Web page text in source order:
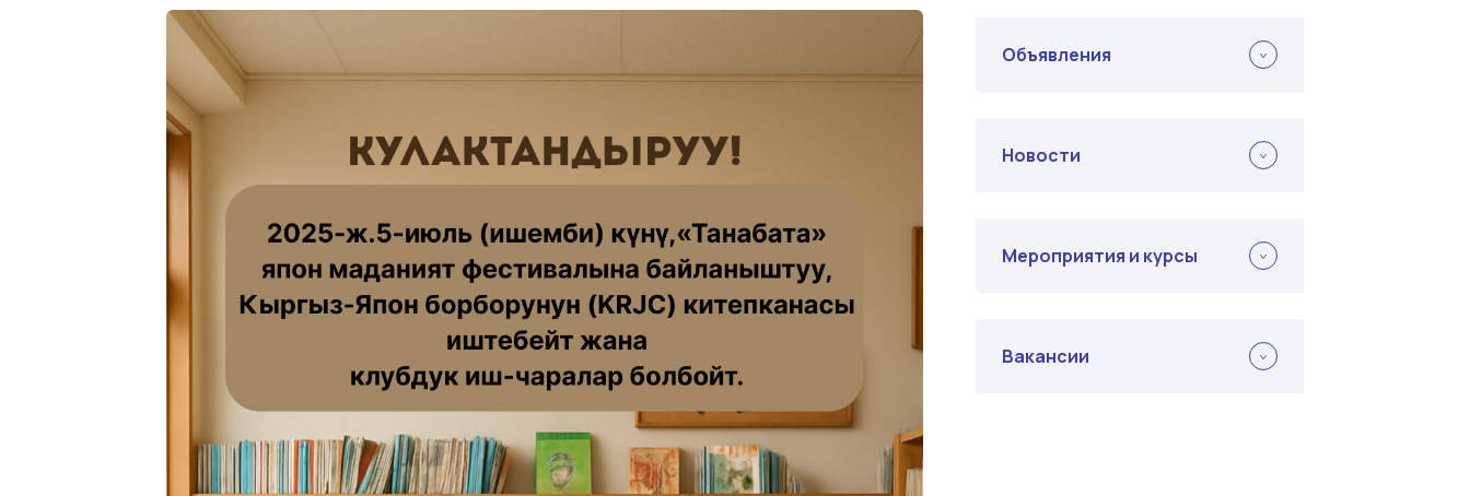
Объявления
Новости
Мероприятия и курсы
Вакансии